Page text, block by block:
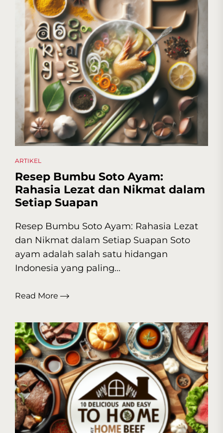
ARTIKEL
Resep Bumbu Soto Ayam:
Rahasia Lezat dan Nikmat dalam
Setiap Suapan
Resep Bumbu Soto Ayam: Rahasia Lezat
dan Nikmat dalam Setiap Suapan Soto
ayam adalah salah satu hidangan
Indonesia yang paling...
Read More